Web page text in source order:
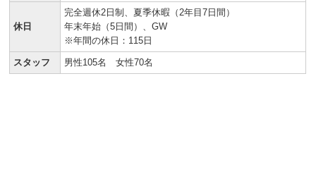
休日
完全週休2日制、夏季休暇（2年目7日間）
年末年始（5日間）、GW
※年間の休日：115日
スタッフ 男性105名 女性70名